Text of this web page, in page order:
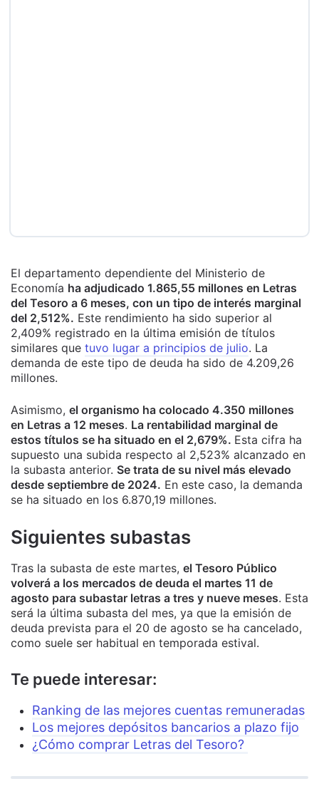
El departamento dependiente del Ministerio de
Economía ha adjudicado 1.865,55 millones en Letras
del Tesoro a 6 meses, con un tipo de interés marginal
del 2,512%. Este rendimiento ha sido superior al
2,409% registrado en la última emisión de títulos
similares que tuvo lugar a principios de julio. La
demanda de este tipo de deuda ha sido de 4.209,26
millones.
Asimismo, el organismo ha colocado 4.350 millones
en Letras a 12 meses. La rentabilidad marginal de
estos títulos se ha situado en el 2,679%. Esta cifra ha
supuesto una subida respecto al 2,523% alcanzado en
la subasta anterior. Se trata de su nivel más elevado
desde septiembre de 2024. En este caso, la demanda
se ha situado en los 6.870,19 millones.
Siguientes subastas
Tras la subasta de este martes, el Tesoro Público
volverá a los mercados de deuda el martes 11 de
agosto para subastar letras a tres y nueve meses. Esta
será la última subasta del mes, ya que la emisión de
deuda prevista para el 20 de agosto se ha cancelado,
como suele ser habitual en temporada estival.
Te puede interesar:
Ranking de las mejores cuentas remuneradas
Los mejores depósitos bancarios a plazo fijo
¿Cómo comprar Letras del Tesoro?